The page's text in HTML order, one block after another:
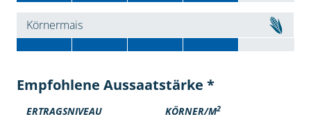
Körnermais
Empfohlene Aussaatstärke *
ERTRAGSNIVEAU KÖRNER/M2